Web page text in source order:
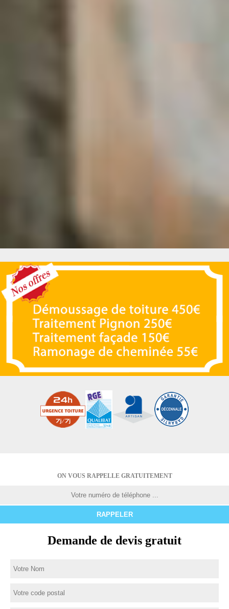
ON VOUS RAPPELLE GRATUITEMENT
Demande de devis gratuit